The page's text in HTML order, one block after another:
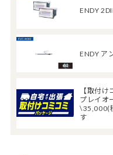
ENDY
ENDY ア
【取付
プレイオ
\35,000(
す